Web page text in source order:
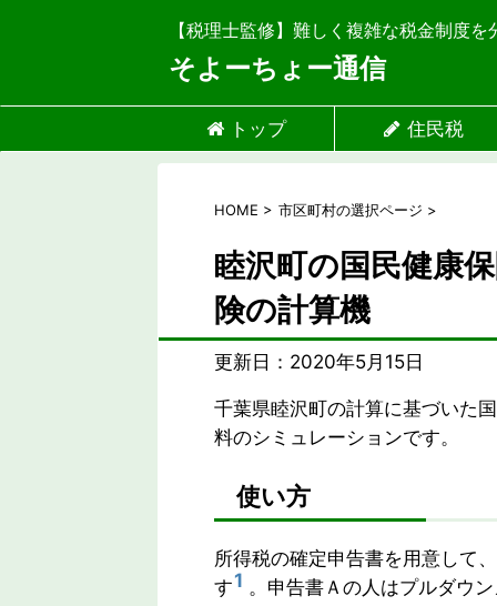
【税理士監修】難しく複雑な税金制度
そよーちょー通信
トップ 住民税
HOME > 市区町村の選択ページ >
睦沢町の国民健康
険の計算機
更新日： 2020年5月15日
千葉県睦沢町の計算に基づいた
料のシミュレーションです。
使い方
所得税の確定申告書を用意して
す1 。申告書Ａの人はプルダウ